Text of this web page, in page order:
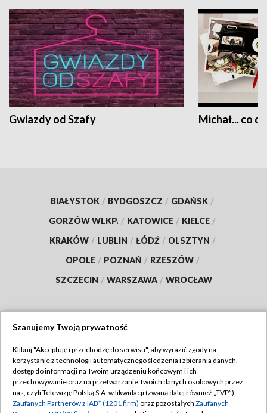
Gwiazdy od Szafy Michał... co
BIAŁYSTOK / BYDGOSZCZ / GDAŃSK /
GORZÓW WLKP. / KATOWICE / KIELCE /
KRAKÓW / LUBLIN / ŁÓDŹ / OLSZTYN /
OPOLE / POZNAŃ / RZESZÓW /
SZCZECIN / WARSZAWA / WROCŁAW
TVP
Abonament TVP
Emisja w TVP
Regulamin TVP
Polityka prywatności
Szanujemy Twoją prywatność
Kliknij "Akceptuję i przechodzę do serwisu", aby wyrazić zgody na
korzystanie z technologii automatycznego śledzenia i zbierania danych,
dostęp do informacji na Twoim urządzeniu końcowym i ich
przechowywanie oraz na przetwarzanie Twoich danych osobowych przez
nas, czyli Telewizję Polską S.A. w likwidacji (zwaną dalej również „TVP”),
Zaufanych Partnerów z IAB* (1201 firm) oraz pozostałych Zaufanych